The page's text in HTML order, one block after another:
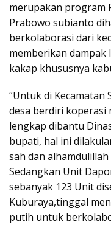
merupakan program
Prabowo subianto
berkolaborasi dari
memberikan dampak
kakap khususnya
“Untuk di Kecamatan
desa berdiri koperasi
lengkap dibantu
bupati, hal ini
sah dan
Sedangkan Unit
sebanyak 123 Unit
Kuburaya,tinggal
putih untuk